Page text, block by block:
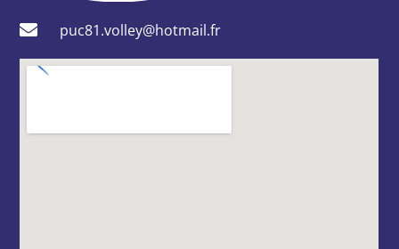
puc81.volley@hotmail.fr